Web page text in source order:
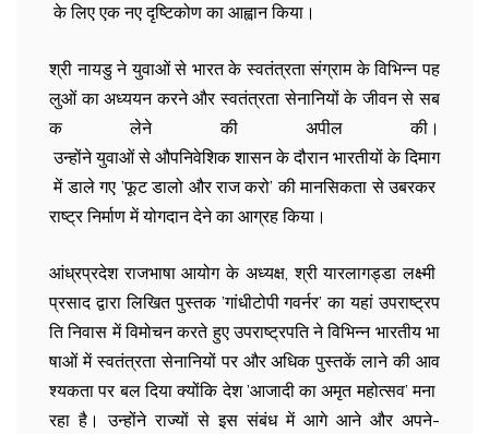
के लिए एक नए दृष्टिकोण का आह्वान किया।
श्री नायडु ने युवाओं से भारत के स्वतंत्रता संग्राम के विभिन्न पह
लुओं का अध्ययन करने और स्वतंत्रता सेनानियों के जीवन से सब
क लेने की अपील की।
उन्होंने युवाओं से औपनिवेशिक शासन के दौरान भारतीयों के दिमाग
में डाले गए ’फूट डालो और राज करो’ की मानसिकता से उबरकर
राष्ट्र निर्माण में योगदान देने का आग्रह किया।
आंध्रप्रदेश राजभाषा आयोग के अध्यक्ष, श्री यारलागड्डा लक्ष्मी
प्रसाद द्वारा लिखित पुस्तक ’गांधीटोपी गवर्नर’ का यहां उपराष्ट्रप
ति निवास में विमोचन करते हुए उपराष्ट्रपति ने विभिन्न भारतीय भा
षाओं में स्वतंत्रता सेनानियों पर और अधिक पुस्तकें लाने की आव
श्यकता पर बल दिया क्योंकि देश ’आजादी का अमृत महोत्सव’ मना
रहा है। उन्होंने राज्यों से इस संबंध में आगे आने और अपने-